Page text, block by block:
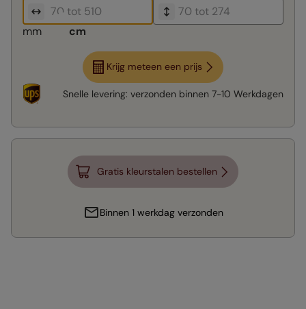
mm cm
Krijg meteen een prijs
Snelle levering: verzonden binnen 7-10 Werkdagen
Gratis kleurstalen bestellen
Binnen 1 werkdag verzonden